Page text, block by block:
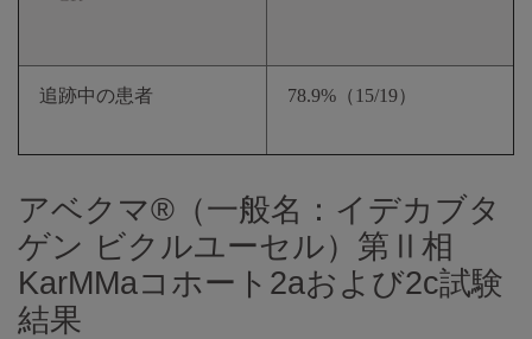
追跡中の患者 78.9%（15/19）
アベクマ®（一般名：イデカブタ
ゲン ビクルユーセル）第Ⅱ相
KarMMaコホート2aおよび2c試験
結果